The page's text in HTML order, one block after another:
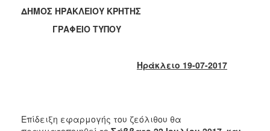
2019
2018
2012
ΔΗΜΟΣ ΗΡΑΚΛΕΙΟΥ ΚΡΗΤΗΣ
ΓΡΑΦΕΙΟ ΤΥΠΟΥ
Ηράκλειο 19-07-2017
Επίδειξη εφαρμογής του ζεόλιθου θα